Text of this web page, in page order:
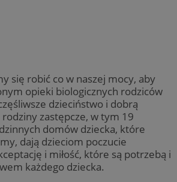
się robić co w naszej mocy, aby
opieki biologicznych rodziców
dzieciństwo i dobrą
zastępcze, w tym 19
domów dziecka, które
dają dzieciom poczucie
i miłość, które są potrzebą i
każdego dziecka.